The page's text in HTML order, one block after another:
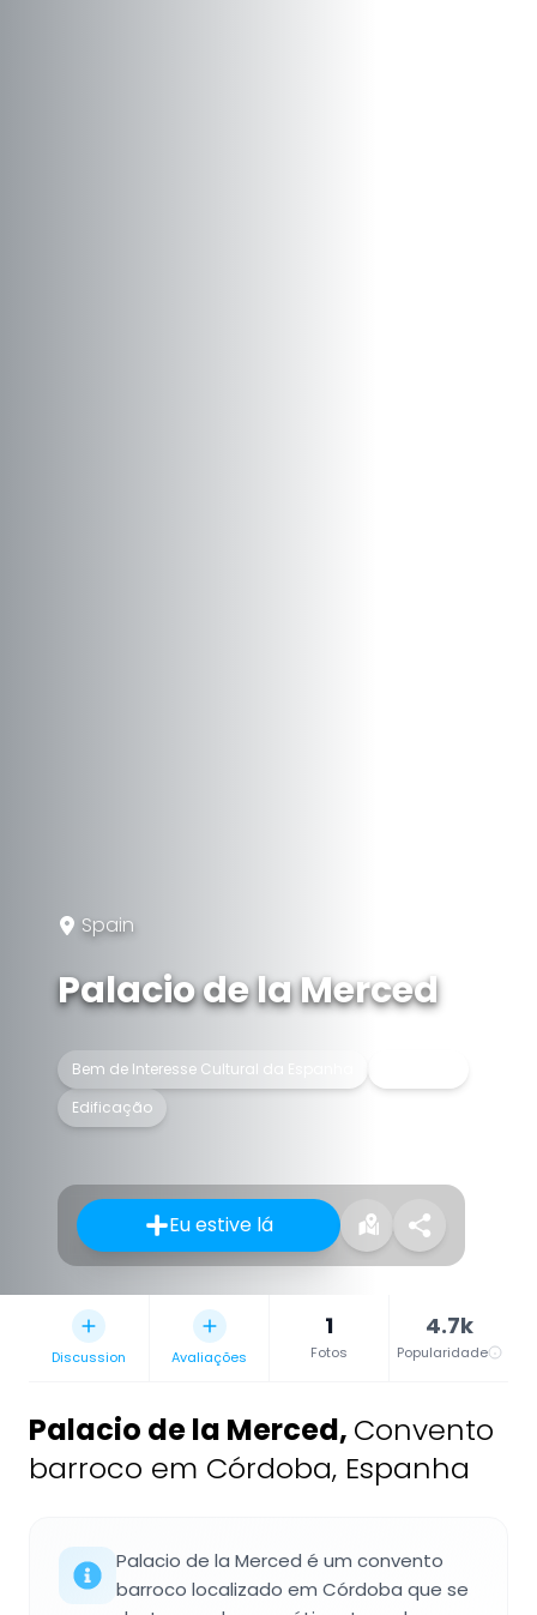
Spain
Palacio de la Merced
Bem de Interesse Cultural da Espanha
Edificação
Eu estive lá
Discussion Avaliações
1
Fotos
4.7k
Popularidade
Palacio de la Merced, Convento
barroco em Córdoba, Espanha
Palacio de la Merced é um convento
barroco localizado em Córdoba que se